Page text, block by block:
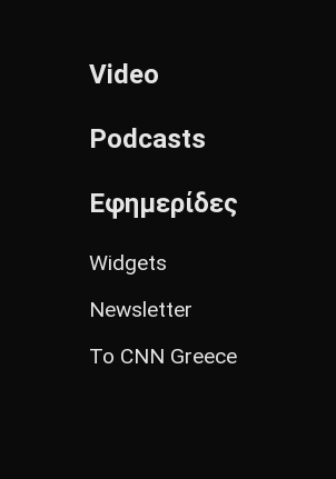
Video
Podcasts
Εφημερίδες
Widgets
Newsletter
Το CNN Greece